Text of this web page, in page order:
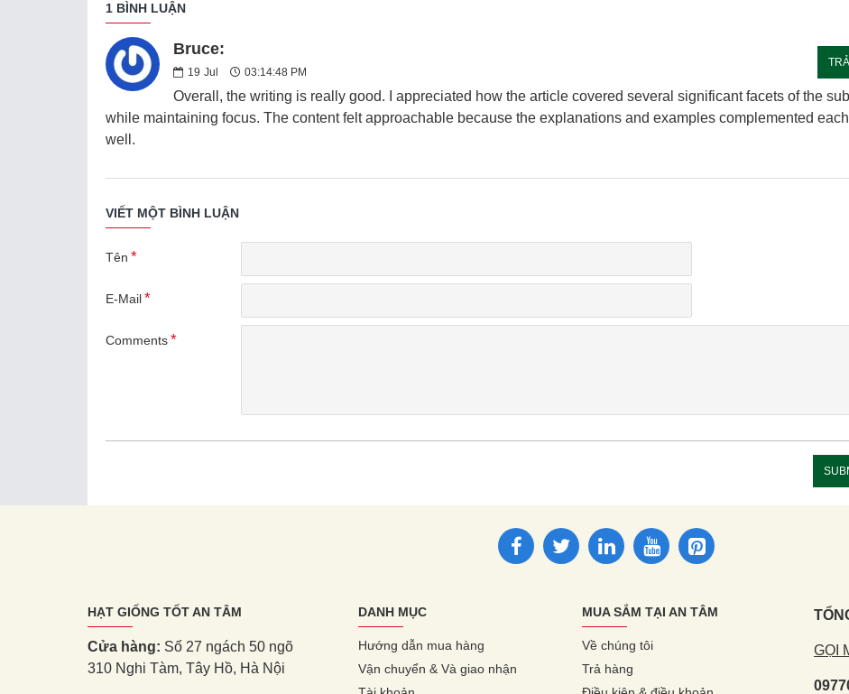
1 BÌNH LUẬN
Bruce:
19 Jul 03:14:48 PM
Overall, the writing is really good. I appreciated how the article covered several significant facets of the
while maintaining focus. The content felt approachable because the explanations and examples complemented
well.
VIẾT MỘT BÌNH LUẬN
Tên
E-Mail
Comments
HẠT GIỐNG TỐT AN TÂM
Cửa hàng: Số 27 ngách 50 ngõ
310 Nghi Tàm, Tây Hồ, Hà Nội
DANH MỤC
Hướng dẫn mua hàng
Vận chuyển & Và giao nhận
MUA SẮM TẠI AN TÂM
Về chúng tôi
Trả hàng
GỌI